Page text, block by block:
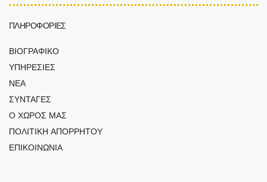
ΠΛΗΡΟΦΟΡΙΕΣ
ΒΙΟΓΡΑΦΙΚΟ
ΥΠΗΡΕΣΙΕΣ
ΝΕΑ
ΣΥΝΤΑΓΕΣ
Ο ΧΩΡΟΣ ΜΑΣ
ΠΟΛΙΤΙΚΗ ΑΠΟΡΡΗΤΟΥ
ΕΠΙΚΟΙΝΩΝΙΑ